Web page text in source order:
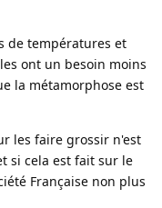
de températures et
ont un besoin moins
la métamorphose est
les faire grossir n'est
si cela est fait sur le
Française non plus